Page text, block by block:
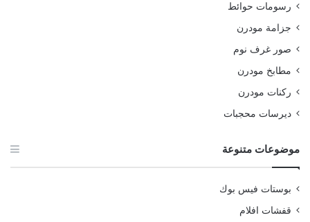
رسومات حوائط
جزامة مودرن
صور غرف نوم
مطابخ مودرن
ركنات مودرن
ديرسات محجبات
موضوعات متنوعة
بوستات فيس بوك
قفشات افلام